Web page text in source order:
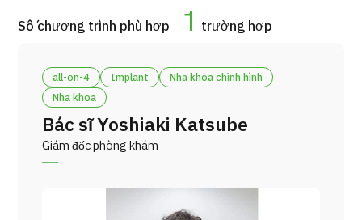
Giới thiệu
Bệnh nhân QT
Quy trình khám chữa bệnh
Số chương trình phù hợp 1 trường hợp
all-on-4 Implant
Nha khoa chỉnh hình
Nha khoa
Bác sĩ Yoshiaki Katsube
Giám đốc phòng khám